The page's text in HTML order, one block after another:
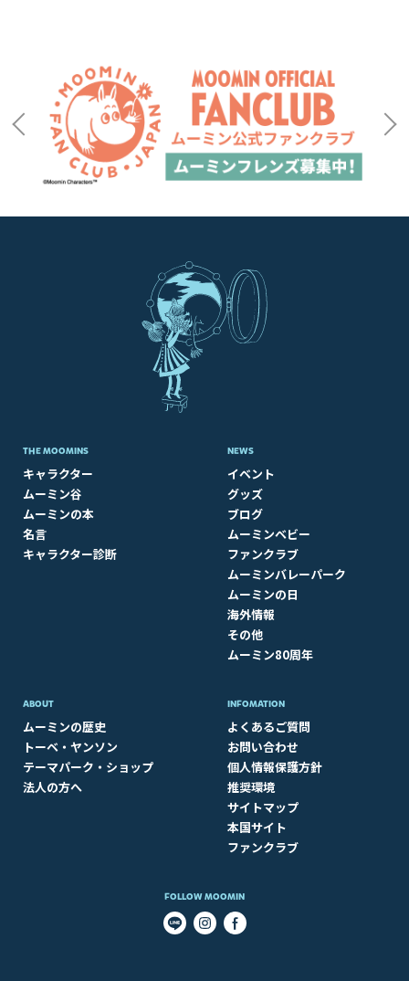
THE MOOMINS
キャラクター
ムーミン谷
ムーミンの本
名言
キャラクター診断
NEWS
イベント
グッズ
ブログ
ムーミンベビー
ファンクラブ
ムーミンバレーパーク
ムーミンの日
海外情報
その他
ムーミン80周年
ABOUT​
ムーミンの歴史
トーベ・ヤンソン
テーマパーク・ショップ
法人の方へ
INFOMATION
よくあるご質問
お問い合わせ
個人情報保護方針
推奨環境
サイトマップ
本国サイト
ファンクラブ
FOLLOW MOOMIN